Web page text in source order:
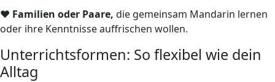
❤️ Familien oder Paare, die gemeinsam Mandarin lernen
oder ihre Kenntnisse auffrischen wollen.
Unterrichtsformen: So flexibel wie dein
Alltag